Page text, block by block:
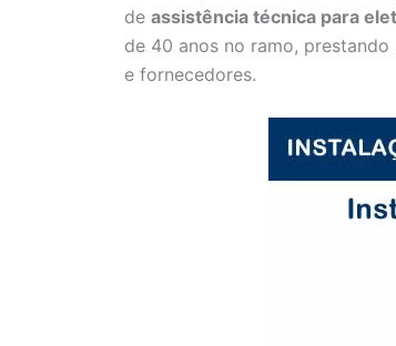
de assistência técnica para
de 40 anos no ramo,
e fornecedores.